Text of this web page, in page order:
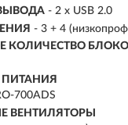
- 2 x USB 2.0
- 3 + 4
КОЛИЧЕСТВО
700ADS
ВЕНТИЛЯТОРЫ